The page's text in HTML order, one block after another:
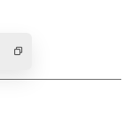
葉県ですが、
の駅です。
グストアや飲食
前からディズ
ーリゾートへ